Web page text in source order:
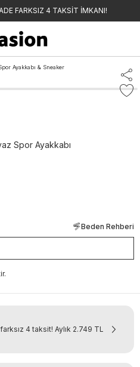
FARKSIZ 4 TAKSİT İMKANI!
Ayakkabı & Sneaker
Spor Ayakkabı
Beden Rehberi
4 taksit! Aylık 2.749 TL